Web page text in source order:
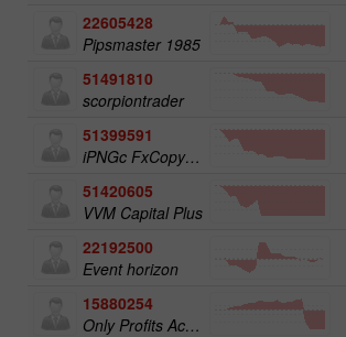
22605428
Pipsmaster 1985
51491810
scorpiontrader
51399591
iPNGc FxCopyPAMM TRADER1
51420605
VVM Capital Plus
22192500
Event horizon
15880254
Only Profits Academy